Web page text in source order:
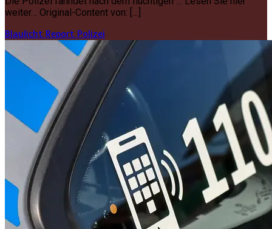
weiter… Original-Content von: […]
Blaulicht Report Polizei